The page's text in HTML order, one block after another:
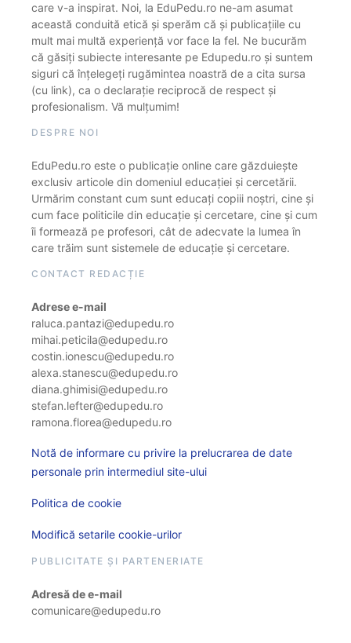
care v-a inspirat. Noi, la EduPedu.ro ne-am asumat
această conduită etică și sperăm că și publicațiile cu
mult mai multă experiență vor face la fel. Ne bucurăm
că găsiți subiecte interesante pe Edupedu.ro și suntem
siguri că înțelegeți rugămintea noastră de a cita sursa
(cu link), ca o declarație reciprocă de respect și
profesionalism. Vă mulțumim!
DESPRE NOI
EduPedu.ro este o publicație online care găzduiește
exclusiv articole din domeniul educației și cercetării.
Urmărim constant cum sunt educați copiii noștri, cine și
cum face politicile din educație și cercetare, cine și cum
îi formează pe profesori, cât de adecvate la lumea în
care trăim sunt sistemele de educație și cercetare.
CONTACT REDACȚIE
Adrese e-mail
raluca.pantazi@edupedu.ro
mihai.peticila@edupedu.ro
costin.ionescu@edupedu.ro
alexa.stanescu@edupedu.ro
diana.ghimisi@edupedu.ro
stefan.lefter@edupedu.ro
ramona.florea@edupedu.ro
Notă de informare cu privire la prelucrarea de date
personale prin intermediul site-ului
Politica de cookie
Modifică setarile cookie-urilor
PUBLICITATE ȘI PARTENERIATE
Adresă de e-mail
comunicare@edupedu.ro